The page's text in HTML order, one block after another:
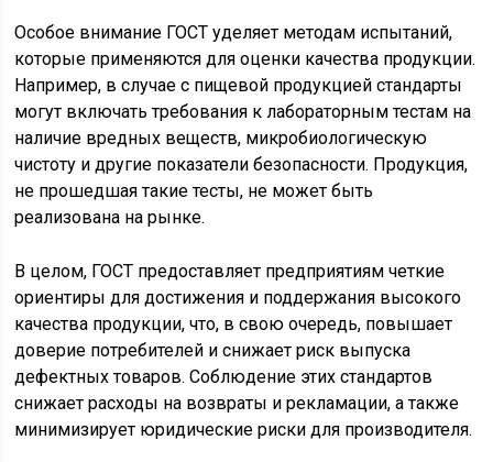
Особое внимание ГОСТ уделяет методам испытаний,
которые применяются для оценки качества продукции.
Например, в случае с пищевой продукцией стандарты
могут включать требования к лабораторным тестам на
наличие вредных веществ, микробиологическую
чистоту и другие показатели безопасности. Продукция,
не прошедшая такие тесты, не может быть
реализована на рынке.
В целом, ГОСТ предоставляет предприятиям четкие
ориентиры для достижения и поддержания высокого
качества продукции, что, в свою очередь, повышает
доверие потребителей и снижает риск выпуска
дефектных товаров. Соблюдение этих стандартов
снижает расходы на возвраты и рекламации, а также
минимизирует юридические риски для производителя.